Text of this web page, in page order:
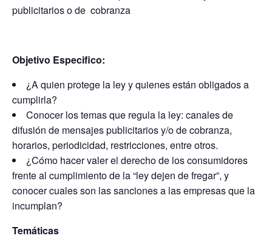
publicitarios o de cobranza
Objetivo Especifico:
¿A quien protege la ley y quienes están obligados a
cumplirla?
Conocer los temas que regula la ley: canales de
difusión de mensajes publicitarios y/o de cobranza,
horarios, periodicidad, restricciones, entre otros.
¿Cómo hacer valer el derecho de los consumidores
frente al cumplimiento de la “ley dejen de fregar”, y
conocer cuales son las sanciones a las empresas que la
incumplan?
Temáticas